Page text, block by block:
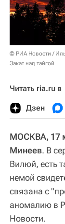
© РИА Новости /
Закат над тайгой
Читать ria.ru в
Дзен
МОСКВА, 17
Минеев. В
Вилюй, есть
немой
связана с
аномалию в
Новости.